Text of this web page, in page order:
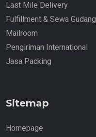
Last Mile Delivery
Fulfillment & Sewa Gudang
Mailroom
Pengiriman International
Jasa Packing
Sitemap
Homepage